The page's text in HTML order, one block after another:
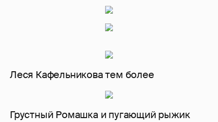
Леся Кафельникова тем более
Грустный Ромашка и пугающий рыжик